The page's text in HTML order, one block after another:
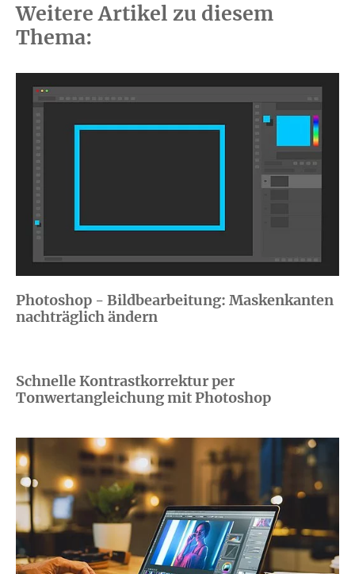
Weitere Artikel zu diesem
Thema:
Photoshop - Bildbearbeitung: Maskenkanten
nachträglich ändern
Schnelle Kontrastkorrektur per
Tonwertangleichung mit Photoshop